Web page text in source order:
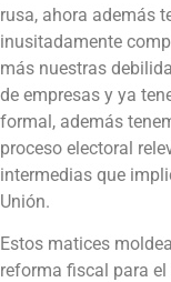
rusa, ahora además
inusitadamente
más nuestras
de empresas y ya
formal, además
proceso electoral
intermedias que
Unión.
Estos matices
reforma fiscal para